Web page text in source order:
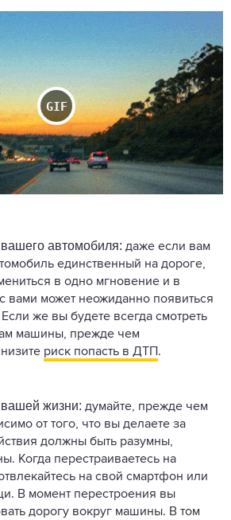
автомобиля: даже если вам
единственный на дороге,
в одно мгновение и в
вами может неожиданно появиться
же вы будете всегда смотреть
машины, прежде чем
риск попасть в ДТП.
жизни: думайте, прежде чем
от того, что вы делаете за
должны быть разумны,
Когда перестраиваетесь на
на свой смартфон или
В момент перестроения вы
дорогу вокруг машины. В том